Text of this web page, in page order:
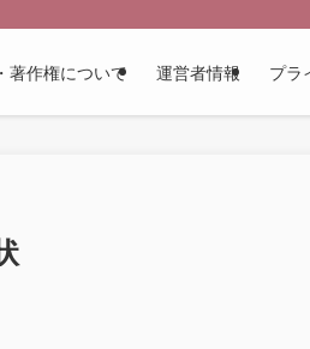
著作権について 運営者情報 プラ